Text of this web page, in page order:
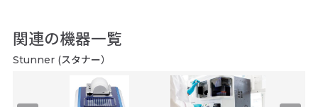
関連の機器一覧
Stunner (スタナー）